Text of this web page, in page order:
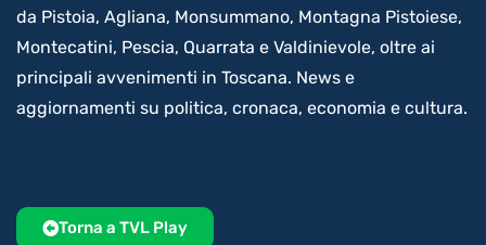
da Pistoia, Agliana, Monsummano, Montagna Pistoiese,
Montecatini, Pescia, Quarrata e Valdinievole, oltre ai
principali avvenimenti in Toscana. News e
aggiornamenti su politica, cronaca, economia e cultura.
Torna a TVL Play